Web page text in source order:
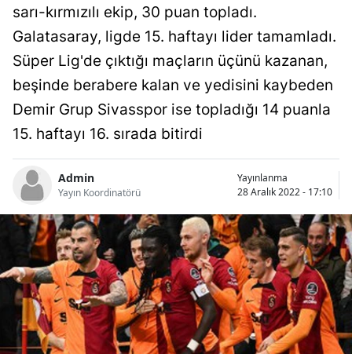
Bolu
Burdur
Bursa
Çankırı
Çorum
Denizli
Diyarbakır
Edirne
Elazığ
sarı-kırmızılı ekip, 30 puan topladı.
Galatasaray, ligde 15. haftayı lider tamamladı.
Süper Lig'de çıktığı maçların üçünü kazanan,
beşinde berabere kalan ve yedisini kaybeden
Demir Grup Sivasspor ise topladığı 14 puanla
15. haftayı 16. sırada bitirdi
Admin
Yayın Koordinatörü
Yayınlanma
28 Aralık 2022 - 17:10